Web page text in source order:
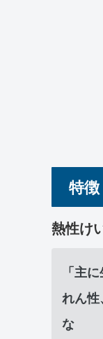
特徴
熱性け
「主
れん
な